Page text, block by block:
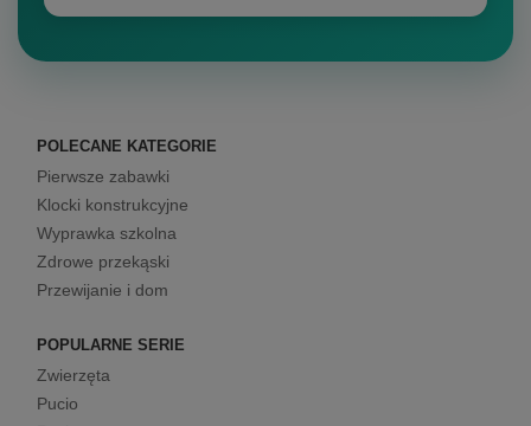
POLECANE KATEGORIE
Pierwsze zabawki
Klocki konstrukcyjne
Wyprawka szkolna
Zdrowe przekąski
Przewijanie i dom
POPULARNE SERIE
Zwierzęta
Pucio